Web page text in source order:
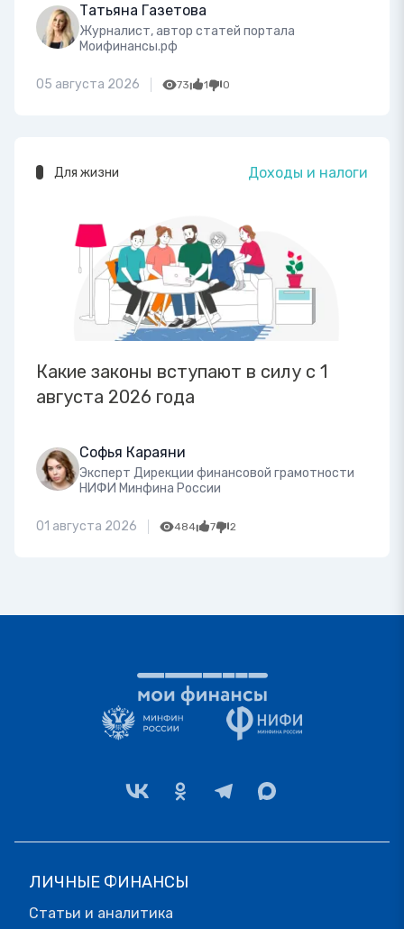
Татьяна Газетова
Журналист, автор статей портала
Моифинансы.рф
05 августа 2026 73 1 0
Для жизни Доходы и налоги
Какие законы вступают в силу с 1
августа 2026 года
Софья Караяни
Эксперт Дирекции финансовой грамотности
НИФИ Минфина России
01 августа 2026 484 7 2
ЛИЧНЫЕ ФИНАНСЫ
Статьи и аналитика